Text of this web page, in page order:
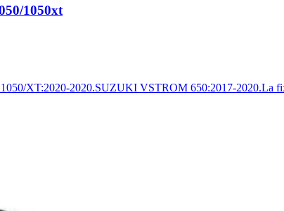
1050xt
XT:2020-2020.SUZUKI VSTROM 650:2017-2020.La